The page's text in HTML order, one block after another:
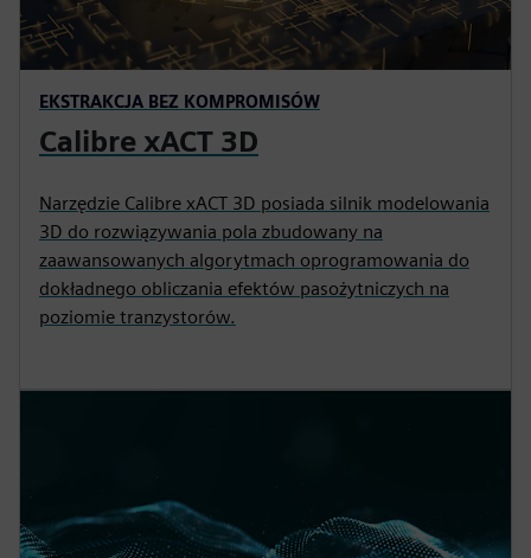
EKSTRAKCJA BEZ KOMPROMISÓW
Calibre xACT 3D
Narzędzie Calibre xACT 3D posiada silnik modelowania
3D do rozwiązywania pola zbudowany na
zaawansowanych algorytmach oprogramowania do
dokładnego obliczania efektów pasożytniczych na
poziomie tranzystorów.